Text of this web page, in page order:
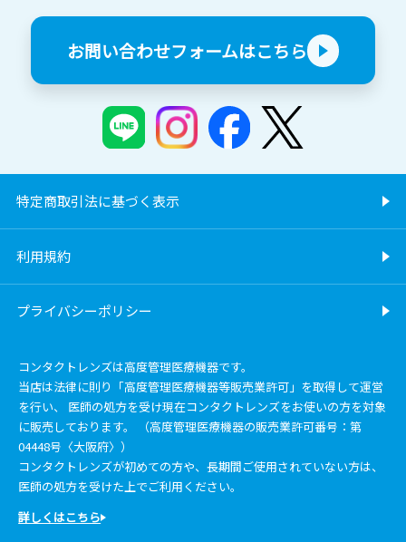
お問い合わせフォームはこちら
特定商取引法に基づく表示
利用規約
プライバシーポリシー
コンタクトレンズは高度管理医療機器です。
当店は法律に則り「高度管理医療機器等販売業許可」を取得して運営
を行い、 医師の処方を受け現在コンタクトレンズをお使いの方を対象
に販売しております。 （高度管理医療機器の販売業許可番号：第
04448号〈大阪府〉）
コンタクトレンズが初めての方や、長期間ご使用されていない方は、
医師の処方を受けた上でご利用ください。
詳しくはこちら